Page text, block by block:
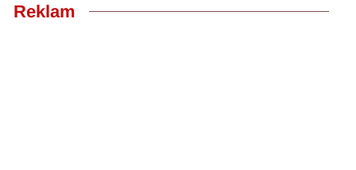
Reklam